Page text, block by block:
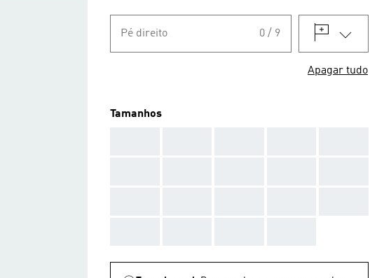
Pé direito 0 / 9
Apagar tudo
Tamanhos